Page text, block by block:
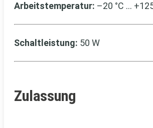
Arbeitstemperatur: –20 °C …
Schaltleistung: 50 W
Zulassung